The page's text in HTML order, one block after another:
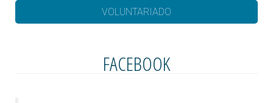
VOLUNTARIADO
FACEBOOK